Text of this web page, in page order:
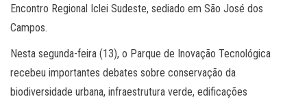
Encontro Regional Iclei Sudeste, sediado em São José dos
Campos.
Nesta segunda-feira (13), o Parque de Inovação Tecnológica
recebeu importantes debates sobre conservação da
biodiversidade urbana, infraestrutura verde, edificações